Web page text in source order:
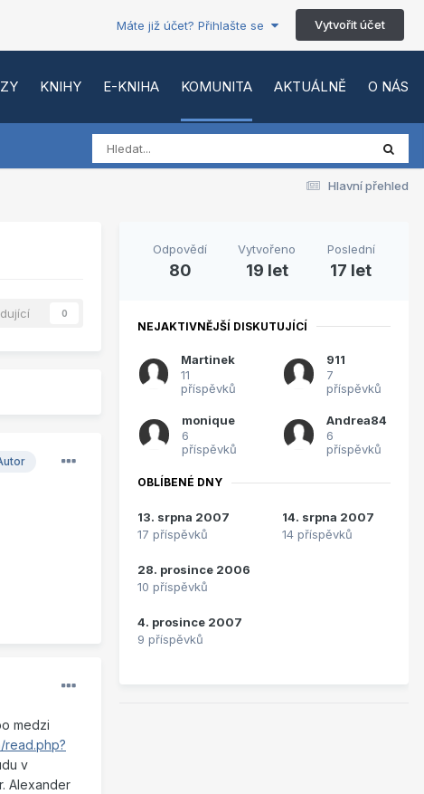
Máte již účet? Přihlašte se Vytvořit účet
KNIHY E-KNIHA KOMUNITA AKTUÁLNĚ O NÁS
Hlavní přehled
0
medzi
read.php?
v
Alexander
Odpovědí
80
Vytvořeno
19 let
Poslední
17 let
NEJAKTIVNĚJŠÍ DISKUTUJÍCÍ
Martinek
11
příspěvků
911
7
příspěvků
monique
6
příspěvků
Andrea84
6
příspěvků
OBLÍBENÉ DNY
13. srpna 2007
17 příspěvků
14. srpna 2007
14 příspěvků
28. prosince 2006
10 příspěvků
4. prosince 2007
9 příspěvků